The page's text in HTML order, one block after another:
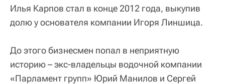
Илья Карпов стал в конце 2012 года, выкупив
долю у основателя компании Игоря Линшица.
До этого бизнесмен попал в неприятную
историю – экс-владельцы водочной компании
«Парламент групп» Юрий Манилов и Сергей